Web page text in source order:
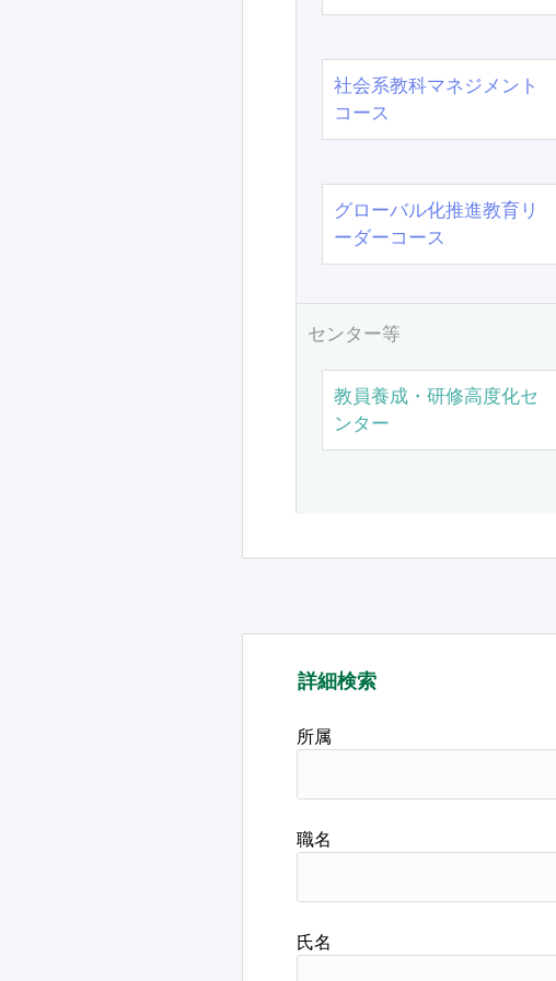
社会系教科マネジメント
コース
グローバル化推進教育リ
ーダーコース
センター等
教員養成・研修高度化セ
ンター
詳細検索
所属
職名
氏名